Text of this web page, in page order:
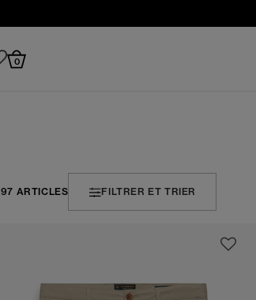
0
97 ARTICLES FILTRER ET TRIER